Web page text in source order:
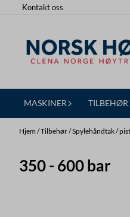
Hopp til innhold
Kontakt oss
MASKINER TILBEHØR
Hjem /Tilbehør/Spylehåndtak /
350 - 600 bar